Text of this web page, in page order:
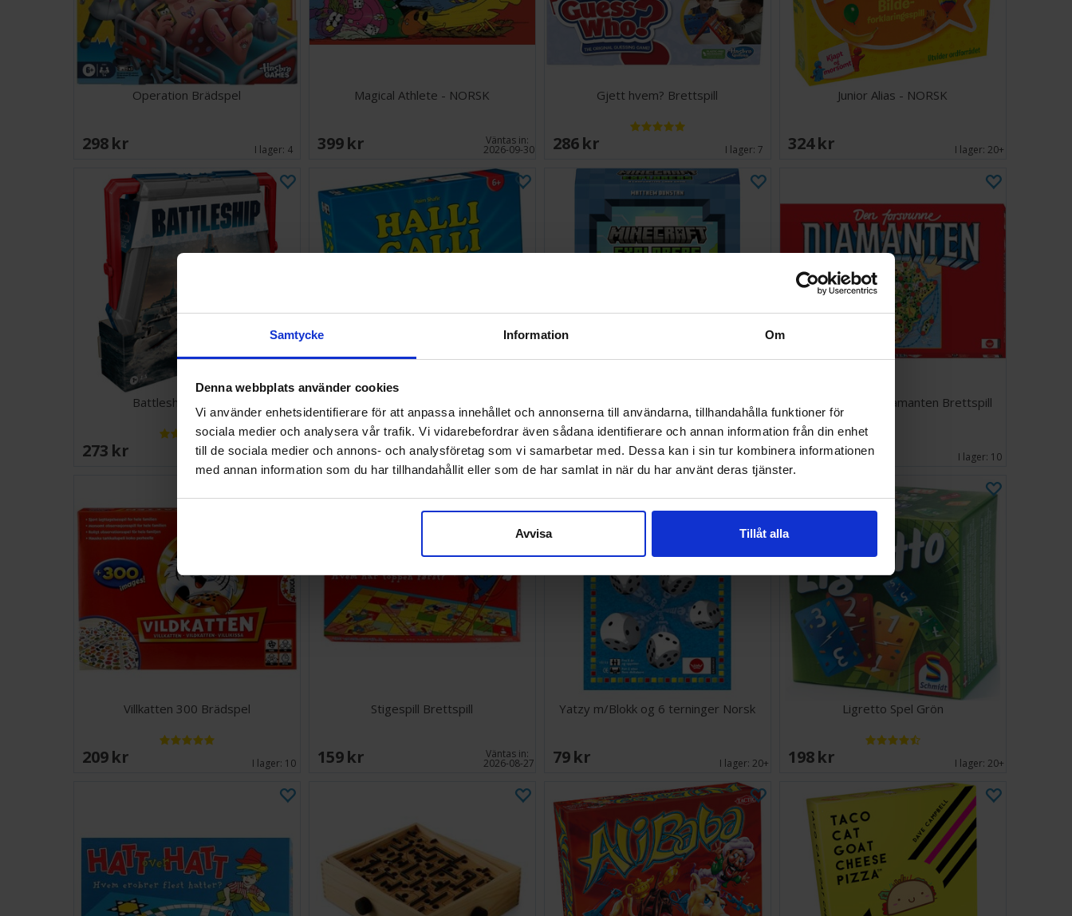
Samtycke Information Om
Denna webbplats använder cookies
Vi använder enhetsidentifierare för att anpassa innehållet och annonserna till användarna, tillhandahålla funktioner för
sociala medier och analysera vår trafik. Vi vidarebefordrar även sådana identifierare och annan information från din enhet
till de sociala medier och annons- och analysföretag som vi samarbetar med. Dessa kan i sin tur kombinera informationen
med annan information som du har tillhandahållit eller som de har samlat in när du har använt deras tjänster.
Avvisa Tillåt alla
Operation Brädspel
298 SEK I lager: 4
Magical Athlete - NORSK
399 SEK Väntas in:
2026-09-30
Gjett hvem? Brettspill
286 SEK I lager:7
Junior Alias - NORSK
324 SEK I lager:20+
Battleship Brädspel
273 SEK I lager:20+ 175 SEK I lager:13 88 SEK I lager:3
Den Forsvunne Diamanten Brettspill
339 SEK I lager: 10
Villkatten 300 Brädspel
209 SEK I lager: 10
Stigespill Brettspill
159 SEK Väntas in:
2026-08-27
Yatzy m/Blokk og 6 terninger Norsk
79 SEK I lager:20+
Ligretto Spel Grön
198 SEK I lager:20+